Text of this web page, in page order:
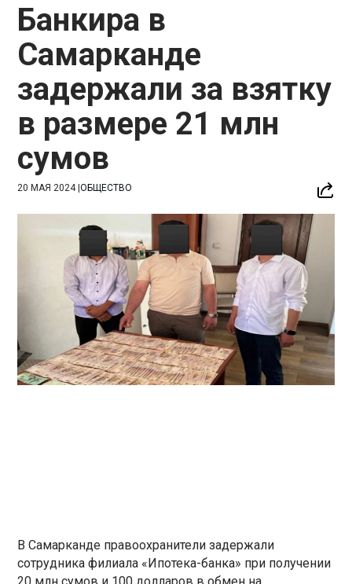
Банкира в
Самарканде
задержали за взятку
в размере 21 млн
сумов
20 МАЯ 2024|ОБЩЕСТВО
В Самарканде правоохранители задержали
сотрудника филиала «Ипотека-банка» при получении